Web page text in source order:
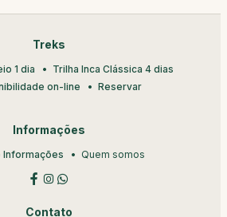
Treks
1 dia
Trilha Inca Clássica 4 dias
on-line
Reservar
Informações
Informações Quem somos
Contato